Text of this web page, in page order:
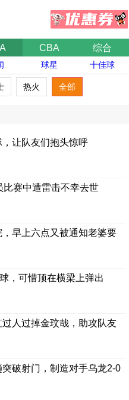
CBA 综合
球星 十佳球
热火 全部
让队友们抱头惊呼
赛中遭雷击不幸去世
早上六点又被通知老婆要
，可惜顶在横梁上弹出
人过掉金玟哉，助攻队友
破射门，制造对手乌龙2-0